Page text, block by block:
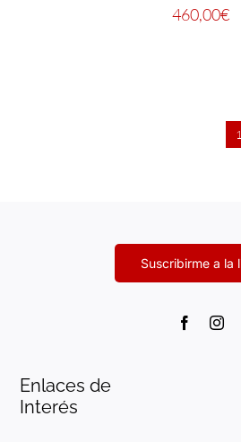
460,00€
1
Enlaces de
Interés